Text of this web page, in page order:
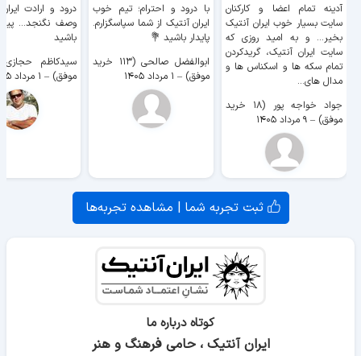
آدینه تمام اعضا و کارکنان
سایت بسیار خوب ايران آنتیک
بخیر... و به امید روزی که
سایت ايران آنتیک، گریدکردن
تمام سکه ها و اسکناس ها و
مدال های...
جواد خواجه پور (۱۸ خرید
موفق) – ۹ مرداد ۱۴۰۵
با درود و احترام؛ تیم خوب
ایران آنتیک از شما سپاسگزارم.
پایدار باشید 💐
ابوالفضل صالحی (۱۱۳ خرید
موفق) – ۱ مرداد ۱۴۰۵
درود و ارادت
وصف نگنجد...
باشید
موفق) – ۱ مرداد ۱۴۰۵
ثبت تجربه شما | مشاهده تجربه‌ها
کوتاه درباره ما
ایران آنتیک ، حامی فرهنگ و هنر